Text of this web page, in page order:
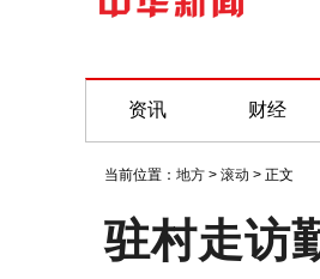
资讯 财经
当前位置： 地方 > 滚动 > 正文
驻村走访